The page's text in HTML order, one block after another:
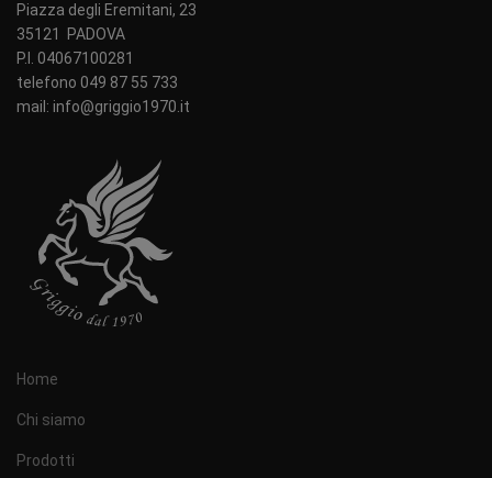
Piazza degli Eremitani, 23
35121 PADOVA
P.I. 04067100281
telefono 049 87 55 733
mail: info@griggio1970.it
Home
Chi siamo
Prodotti